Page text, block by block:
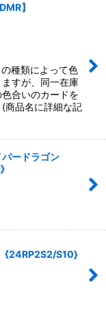
】
種類によって色
すが、同一在庫
合いのカードを
商品名に詳細な記
ードラゴン
{24RP2S2/S10}